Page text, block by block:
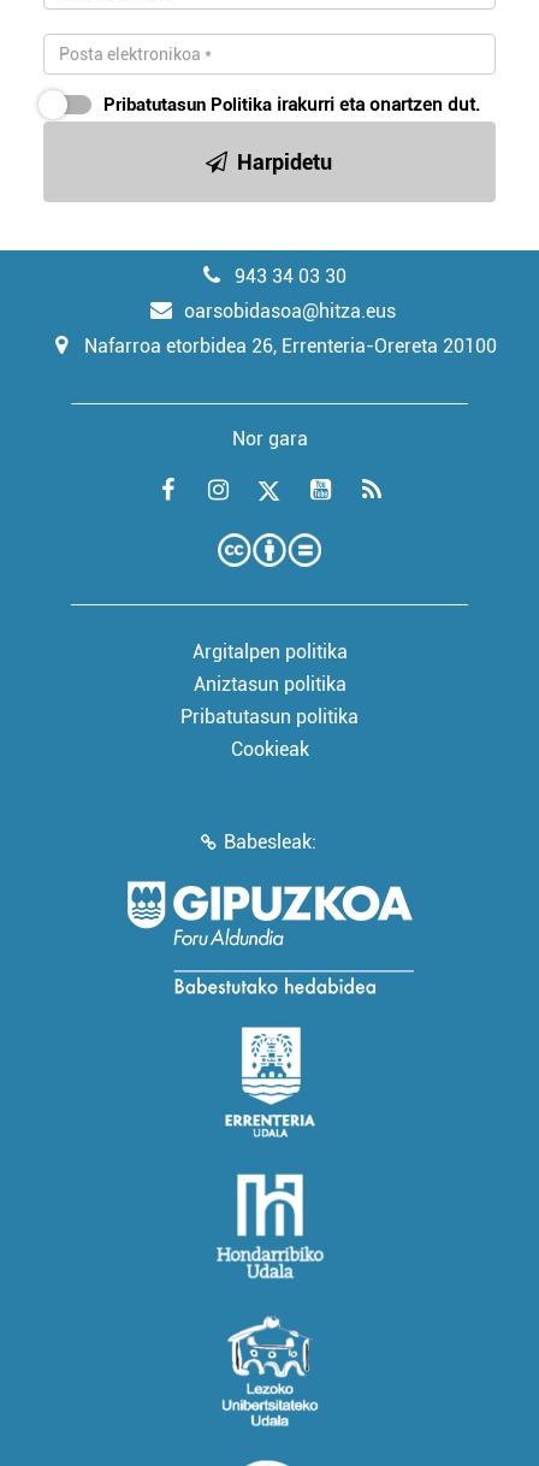
Pribatutasun Politika irakurri eta onartzen dut.
Harpidetu
943 34 03 30
oarsobidasoa@hitza.eus
Nafarroa etorbidea 26, Errenteria-Orereta 20100
Nor gara
Argitalpen politika
Aniztasun politika
Pribatutasun politika
Cookieak
Babesleak: